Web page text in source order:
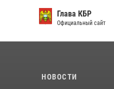
Глава КБР
Официальный сайт
НОВОСТИ